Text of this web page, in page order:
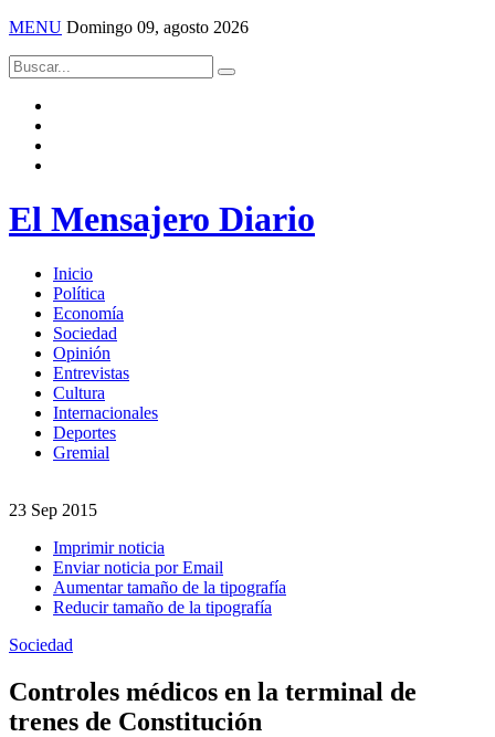
MENU Domingo 09, agosto 2026
El Mensajero Diario
Inicio
Política
Economía
Sociedad
Opinión
Entrevistas
Cultura
Internacionales
Deportes
Gremial
23 Sep 2015
Imprimir noticia
Enviar noticia por Email
Aumentar tamaño de la tipografía
Reducir tamaño de la tipografía
Sociedad
Controles médicos en la terminal de
trenes de Constitución